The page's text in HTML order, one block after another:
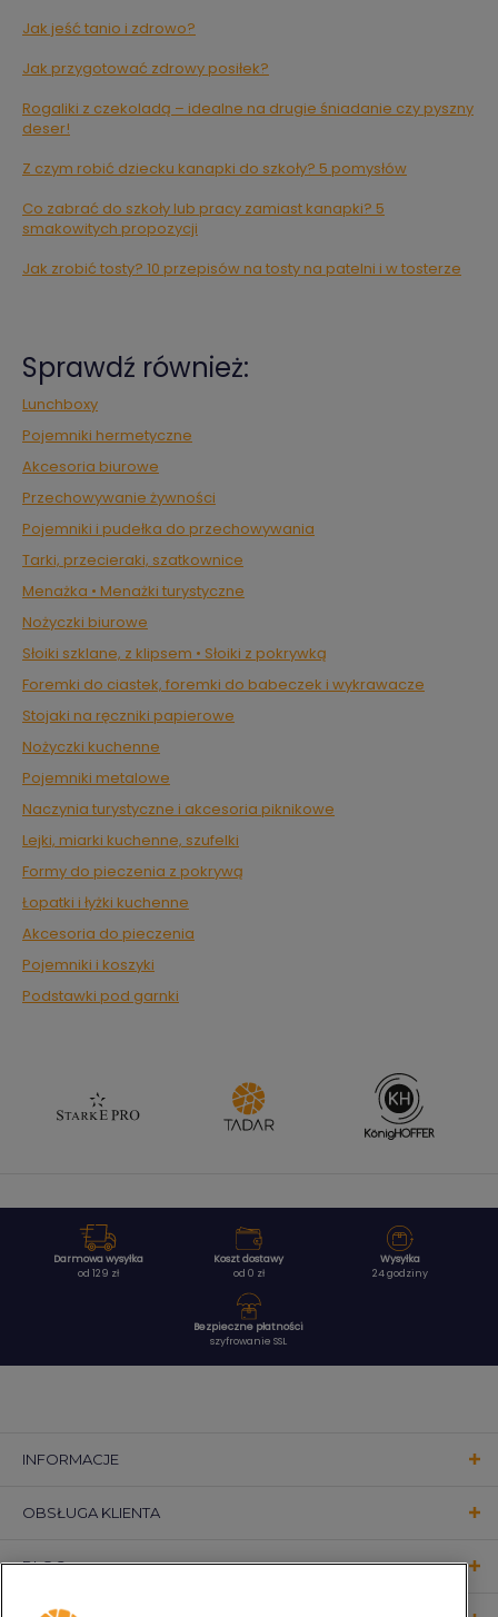
Jak jeść tanio i zdrowo?
Jak przygotować zdrowy posiłek?
Rogaliki z czekoladą – idealne na drugie śniadanie czy pyszny
deser!
Z czym robić dziecku kanapki do szkoły? 5 pomysłów
Co zabrać do szkoły lub pracy zamiast kanapki? 5
smakowitych propozycji
Jak zrobić tosty? 10 przepisów na tosty na patelni i w tosterze
Sprawdź również:
Lunchboxy
Pojemniki hermetyczne
Akcesoria biurowe
Przechowywanie żywności
Pojemniki i pudełka do przechowywania
Tarki, przecieraki, szatkownice
Menażka • Menażki turystyczne
Nożyczki biurowe
Słoiki szklane, z klipsem • Słoiki z pokrywką
Foremki do ciastek, foremki do babeczek i wykrawacze
Stojaki na ręczniki papierowe
Nożyczki kuchenne
Pojemniki metalowe
Naczynia turystyczne i akcesoria piknikowe
Lejki, miarki kuchenne, szufelki
Formy do pieczenia z pokrywą
Łopatki i łyżki kuchenne
Akcesoria do pieczenia
Pojemniki i koszyki
Podstawki pod garnki
Darmowa wysyłka
od 129 zł
Koszt dostawy
od 0 zł
Wysyłka
24 godziny
Bezpieczne płatności
szyfrowanie SSL
INFORMACJE
OBSŁUGA KLIENTA
BLOG